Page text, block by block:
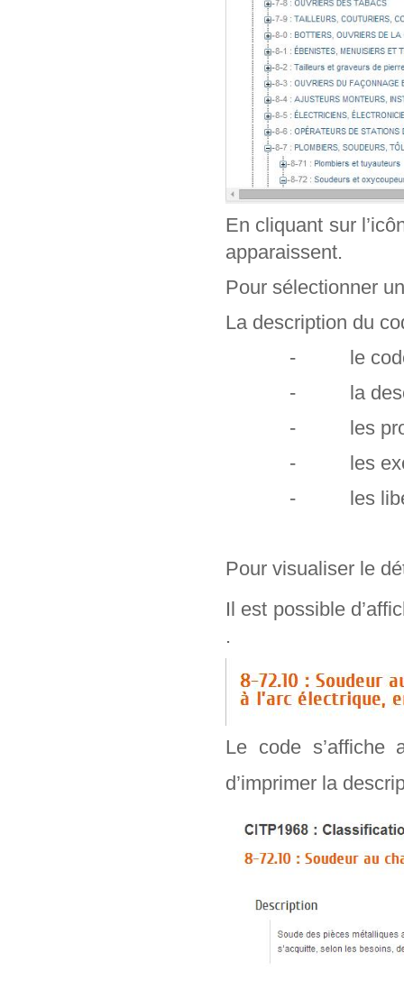
En cliquant sur
apparaissent.
Pour sélectionner
La description du
- le code
- la
- les
- les
- les
Pour visualiser le
Il est possible
.
Le code s’affiche
d’imprimer la